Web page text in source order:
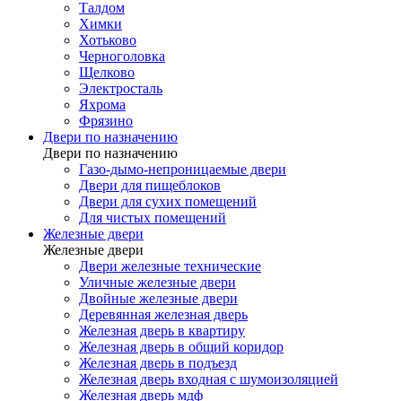
Талдом
Химки
Хотьково
Черноголовка
Щелково
Электросталь
Яхрома
Фрязино
Двери по назначению
Двери по назначению
Газо-дымо-непроницаемые двери
Двери для пищеблоков
Двери для сухих помещений
Для чистых помещений
Железные двери
Железные двери
Двери железные технические
Уличные железные двери
Двойные железные двери
Деревянная железная дверь
Железная дверь в квартиру
Железная дверь в общий коридор
Железная дверь в подъезд
Железная дверь входная с шумоизоляцией
Железная дверь мдф